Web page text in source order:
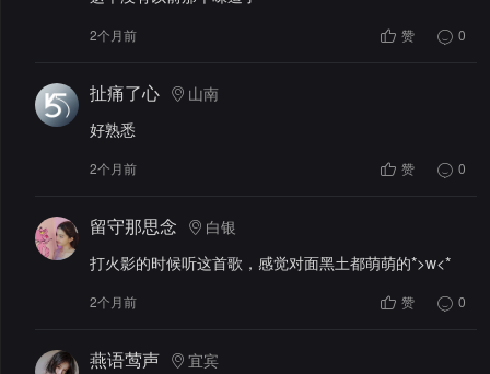
2个月前 赞 0
扯痛了心
山南
好熟悉
2个月前 赞 0
留守那思念
白银
打火影的时候听这首歌，感觉对面黑土都萌萌的*>w<*
2个月前 赞 0
燕语莺声
宜宾